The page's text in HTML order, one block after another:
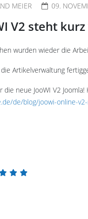
MEIER 09.
V2 steht
wurden wieder die
Artikelverwaltung
die neue JooWI V2
de/blog/joowi-online-
Rabattcode am Tag der